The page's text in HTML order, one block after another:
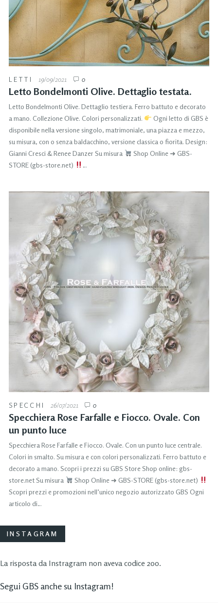
LETTI 19/09/2021 0
Letto Bondelmonti Olive. Dettaglio testata.
Letto Bondelmonti Olive. Dettaglio testiera. Ferro battuto e decorato
a mano. Collezione Olive. Colori personalizzati.
Ogni letto di GBS è
disponibile nella versione singolo, matrimoniale, una piazza e mezzo,
su misura, con o senza baldacchino, versione classica o fiorita. Design:
Gianni Cresci & Renee Danzer Su misura
Shop Online ➜ GBS-
STORE (gbs-store.net)
…
SPECCHI 26/07/2021 0
Specchiera Rose Farfalle e Fiocco. Ovale. Con
un punto luce
Specchiera Rose Farfalle e Fiocco. Ovale. Con un punto luce centrale.
Colori in smalto. Su misura e con colori personalizzati. Ferro battuto e
decorato a mano. Scopri i prezzi su GBS Store Shop online: gbs-
store.net Su misura
Shop Online ➜ GBS-STORE (gbs-store.net)
Scopri prezzi e promozioni nell’unico negozio autorizzato GBS Ogni
articolo di…
INSTAGRAM
La risposta da Instragram non aveva codice 200.
Segui GBS anche su Instagram!